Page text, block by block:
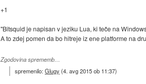
+1
"Bitsquid je napisan v jeziku Lua, ki teče na
A to zdej pomen da bo hitreje iz ene platforme na
Zgodovina sprememb…
spremenilo:Glugy (4. avg 2015 ob 11:37)